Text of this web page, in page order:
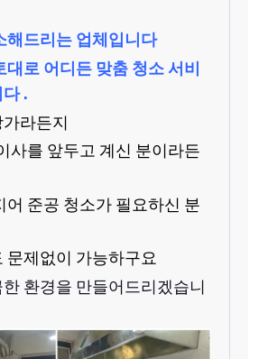
해드리는 업체입니다
대로 어디든 맞춤 청소 서비
.
라든지
사를 앞두고 계신 분이라든
어 준공 청소가 필요하신 분
문제없이 가능하구요
환경을 만들어드리겠습니